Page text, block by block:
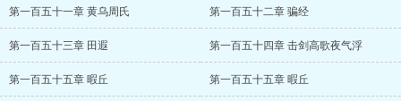
第一百五十一章 黄乌周氏 第一百五十二章 骗经
第一百五十三章 田遐 第一百五十四章 击剑高歌夜气浮
第一百五十五章 暇丘 第一百五十五章 暇丘